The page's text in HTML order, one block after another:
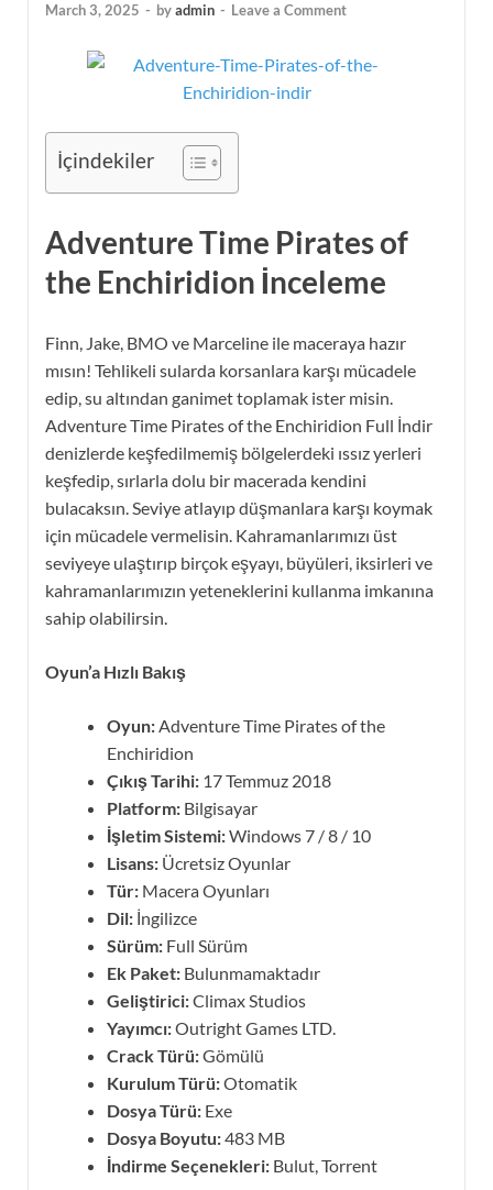
March 3, 2025 - byadmin - Leave a Comment
İçindekiler
Adventure Time Pirates of
the Enchiridion İnceleme
Finn, Jake, BMO ve Marceline ile maceraya hazır
mısın! Tehlikeli sularda korsanlara karşı mücadele
edip, su altından ganimet toplamak ister misin.
Adventure Time Pirates of the Enchiridion Full İndir
denizlerde keşfedilmemiş bölgelerdeki ıssız yerleri
keşfedip, sırlarla dolu bir macerada kendini
bulacaksın. Seviye atlayıp düşmanlara karşı koymak
için mücadele vermelisin. Kahramanlarımızı üst
seviyeye ulaştırıp birçok eşyayı, büyüleri, iksirleri ve
kahramanlarımızın yeteneklerini kullanma imkanına
sahip olabilirsin.
Oyun’a Hızlı Bakış
Oyun: Adventure Time Pirates of the
Enchiridion
Çıkış Tarihi: 17 Temmuz 2018
Platform: Bilgisayar
İşletim Sistemi:Windows 7 / 8 / 10
Lisans: Ücretsiz Oyunlar
Tür: Macera Oyunları
Dil: İngilizce
Sürüm: Full Sürüm
Ek Paket: Bulunmamaktadır
Geliştirici:Climax Studios
Yayımcı:Outright Games LTD.
Crack Türü:Gömülü
Kurulum Türü:Otomatik
Dosya Türü: Exe
Dosya Boyutu:483 MB
İndirme Seçenekleri: Bulut, Torrent